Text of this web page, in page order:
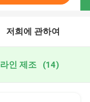
저희에 관하여
인 제조 (14)